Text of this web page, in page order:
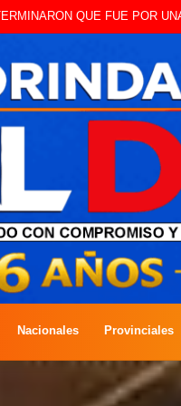
Nacionales Provinciales